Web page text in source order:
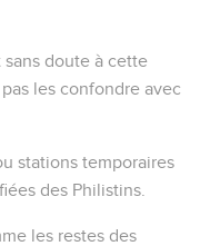
sans doute à cette
les confondre avec
stations temporaires
des Philistins.
les restes des